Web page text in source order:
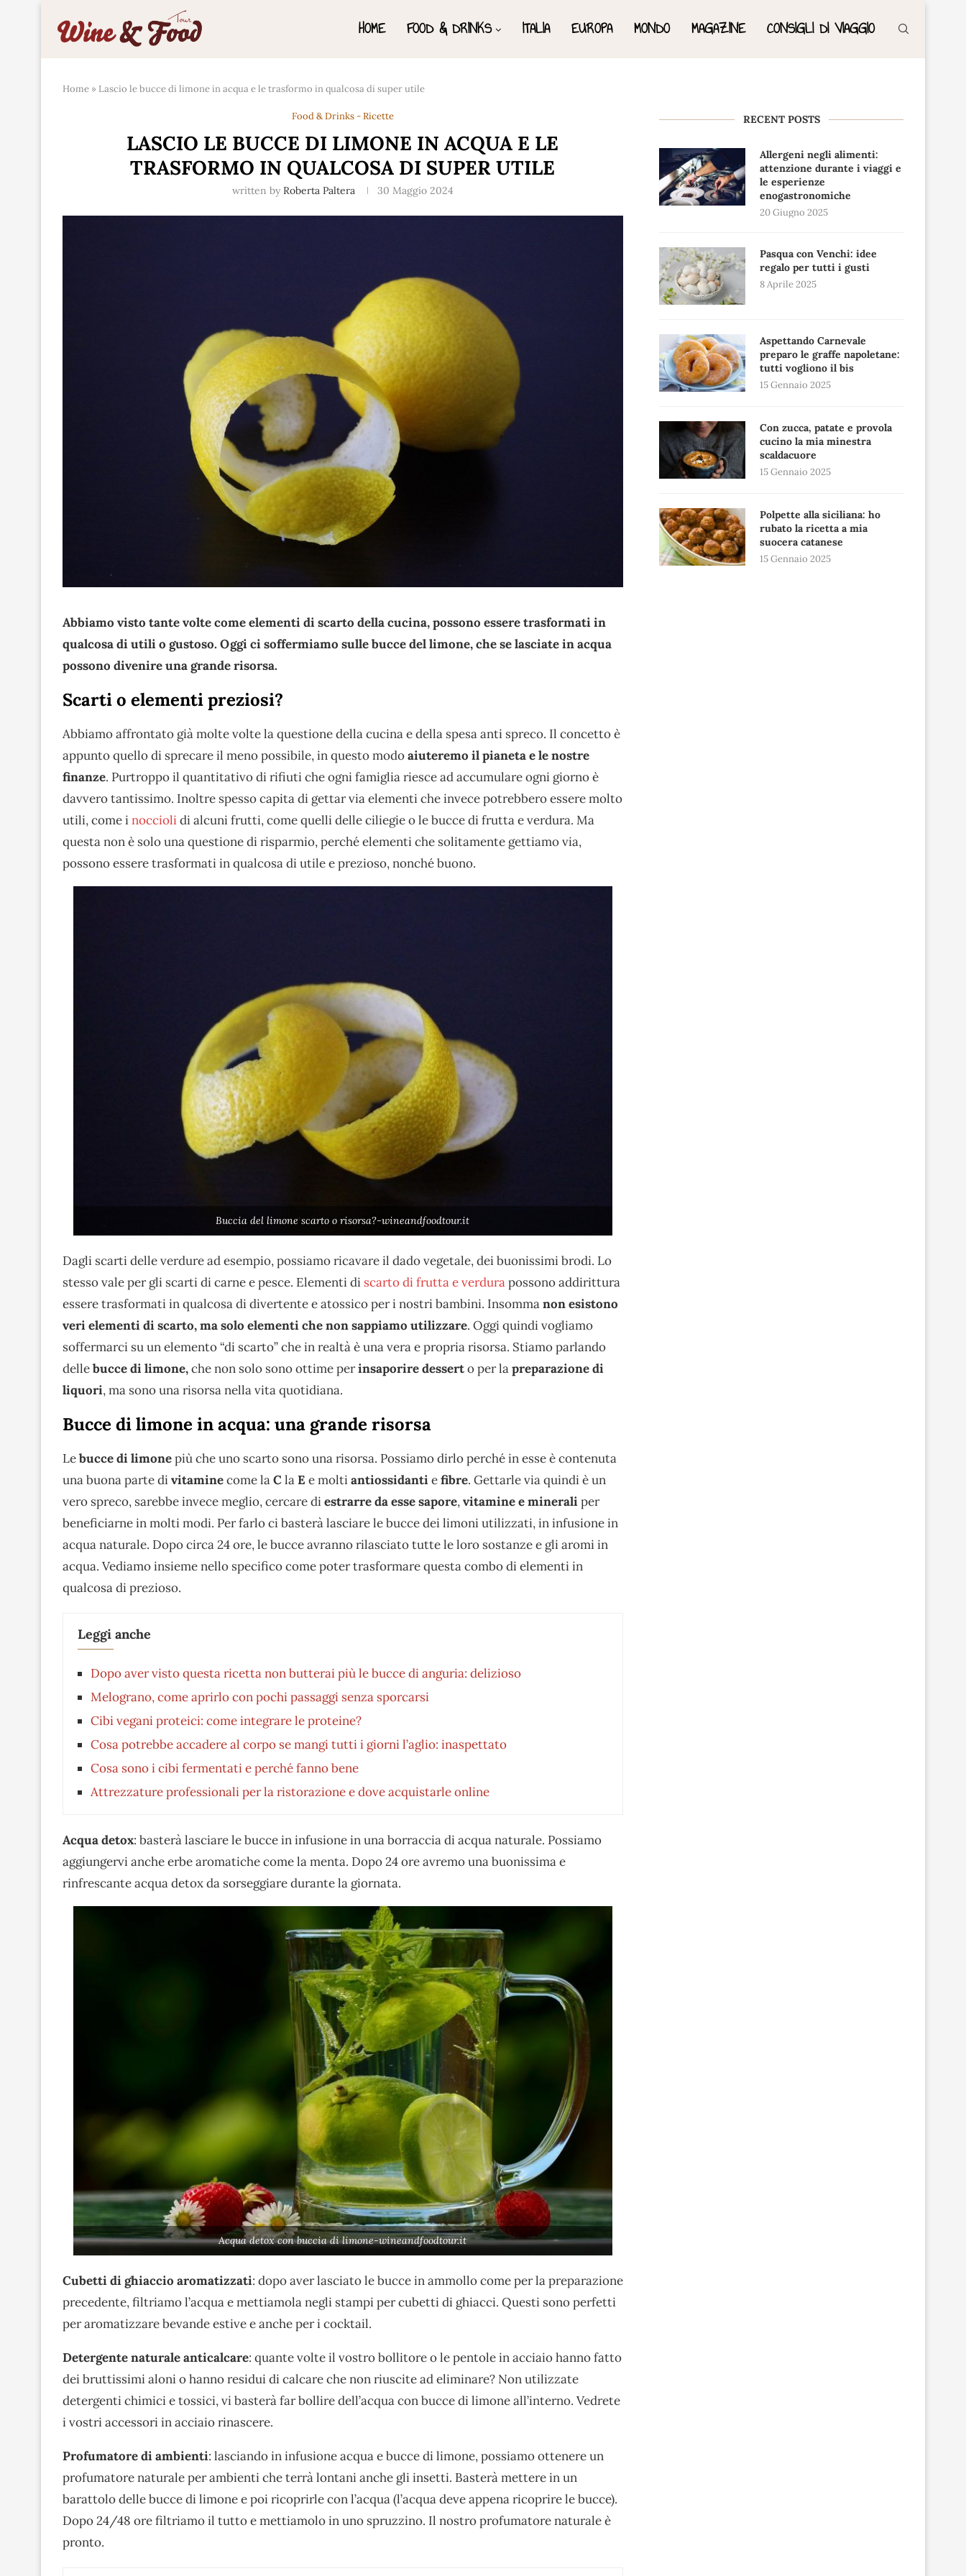
HOME FOOD & DRINKS ITALIA EUROPA MONDO MAGAZINE CONSIGLI DI VIAGGIO
Home » Lascio le bucce di limone in acqua e le trasformo in qualcosa di super utile
Food & Drinks - Ricette
LASCIO LE BUCCE DI LIMONE IN ACQUA E LE
TRASFORMO IN QUALCOSA DI SUPER UTILE
written by Roberta Paltera 30 Maggio 2024
Abbiamo visto tante volte come elementi di scarto della cucina, possono essere trasformati in
qualcosa di utili o gustoso. Oggi ci soffermiamo sulle bucce del limone, che se lasciate in acqua
possono divenire una grande risorsa.
Scarti o elementi preziosi?
Abbiamo affrontato già molte volte la questione della cucina e della spesa anti spreco. Il concetto è
appunto quello di sprecare il meno possibile, in questo modoaiuteremo il pianeta e le nostre
finanze. Purtroppo il quantitativo di rifiuti che ogni famiglia riesce ad accumulare ogni giorno è
davvero tantissimo. Inoltre spesso capita di gettar via elementi che invece potrebbero essere molto
utili, come inocciolidi alcuni frutti, come quelli delle ciliegie o le bucce di frutta e verdura. Ma
questa non è solo una questione di risparmio, perché elementi che solitamente gettiamo via,
possono essere trasformati in qualcosa di utile e prezioso, nonché buono.
Buccia del limone scarto o risorsa?-wineandfoodtour.it
Dagli scarti delle verdure ad esempio, possiamo ricavare il dado vegetale, dei buonissimi brodi. Lo
stesso vale per gli scarti di carne e pesce. Elementi di scarto di frutta e verdurapossono addirittura
essere trasformati in qualcosa di divertente e atossico per i nostri bambini. Insommanon esistono
veri elementi di scarto, ma solo elementi che non sappiamo utilizzare. Oggi quindi vogliamo
soffermarci su un elemento “di scarto” che in realtà è una vera e propria risorsa. Stiamo parlando
dellebucce di limone,che non solo sono ottime perinsaporire desserto per lapreparazione di
liquori, ma sono una risorsa nella vita quotidiana.
Bucce di limone in acqua: una grande risorsa
Lebucce di limonepiù che uno scarto sono una risorsa. Possiamo dirlo perché in esse è contenuta
una buona parte divitaminecome laClaE e moltiantiossidantiefibre. Gettarle via quindi è un
vero spreco, sarebbe invece meglio, cercare diestrarre da esse sapore,vitamine e mineraliper
beneficiarne in molti modi. Per farlo ci basterà lasciare le bucce dei limoni utilizzati, in infusione in
acqua naturale. Dopo circa 24 ore, le bucce avranno rilasciato tutte le loro sostanze e gli aromi in
acqua. Vediamo insieme nello specifico come poter trasformare questa combo di elementi in
qualcosa di prezioso.
Leggi anche
Dopo aver visto questa ricetta non butterai più le bucce di anguria: delizioso
Melograno, come aprirlo con pochi passaggi senza sporcarsi
Cibi vegani proteici: come integrare le proteine?
Cosa potrebbe accadere al corpo se mangi tutti i giorni l’aglio: inaspettato
Cosa sono i cibi fermentati e perché fanno bene
Attrezzature professionali per la ristorazione e dove acquistarle online
Acqua detox: basterà lasciare le bucce in infusione in una borraccia di acqua naturale. Possiamo
aggiungervi anche erbe aromatiche come la menta. Dopo 24 ore avremo una buonissima e
rinfrescante acqua detox da sorseggiare durante la giornata.
Acqua detox con buccia di limone-wineandfoodtour.it
Cubetti di ghiaccio aromatizzati: dopo aver lasciato le bucce in ammollo come per la preparazione
precedente, filtriamo l’acqua e mettiamola negli stampi per cubetti di ghiacci. Questi sono perfetti
per aromatizzare bevande estive e anche per i cocktail.
Detergente naturale anticalcare: quante volte il vostro bollitore o le pentole in acciaio hanno fatto
dei bruttissimi aloni o hanno residui di calcare che non riuscite ad eliminare? Non utilizzate
detergenti chimici e tossici, vi basterà far bollire dell’acqua con bucce di limone all’interno. Vedrete
i vostri accessori in acciaio rinascere.
Profumatore di ambienti: lasciando in infusione acqua e bucce di limone, possiamo ottenere un
profumatore naturale per ambienti che terrà lontani anche gli insetti. Basterà mettere in un
barattolo delle bucce di limone e poi ricoprirle con l’acqua (l’acqua deve appena ricoprire le bucce).
Dopo 24/48 ore filtriamo il tutto e mettiamolo in uno spruzzino. Il nostro profumatore naturale è
pronto.
RECENT POSTS
Allergeni negli alimenti:
attenzione durante i viaggi e
le esperienze
enogastronomiche
20 Giugno 2025
Pasqua con Venchi: idee
regalo per tutti i gusti
8 Aprile 2025
Aspettando Carnevale
preparo le graffe napoletane:
tutti vogliono il bis
15 Gennaio 2025
Con zucca, patate e provola
cucino la mia minestra
scaldacuore
15 Gennaio 2025
Polpette alla siciliana: ho
rubato la ricetta a mia
suocera catanese
15 Gennaio 2025